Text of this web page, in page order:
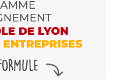
commentaire.